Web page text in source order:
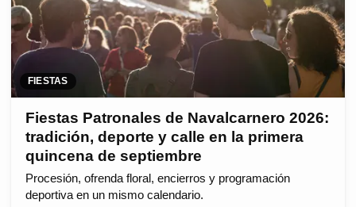
FIESTAS
Fiestas Patronales de Navalcarnero 2026:
tradición, deporte y calle en la primera
quincena de septiembre
Procesión, ofrenda floral, encierros y programación
deportiva en un mismo calendario.